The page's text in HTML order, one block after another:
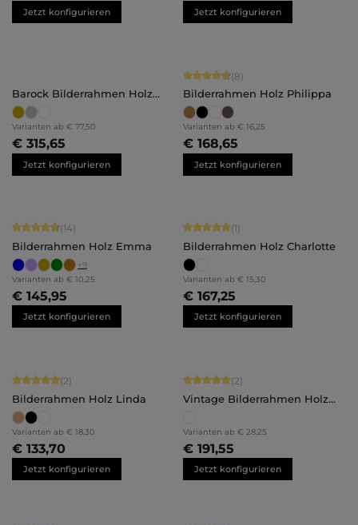
Jetzt konfigurieren Jetzt konfigurieren
Barock Bilderrahmen Holz
Victoria
Varianten ab € 77,50
€ 315,65
Jetzt konfigurieren
Durchschnittliche Bewertung von
(8)
Bilderrahmen Holz Philippa
Varianten ab € 16,25
€ 168,65
Jetzt konfigurieren
Durchschnittliche Bewertung von 4.86 von 5 Sternen
(14)
Bilderrahmen Holz Emma
+9
Varianten ab € 10,25
€ 145,95
Jetzt konfigurieren
Durchschnittliche Bewertung von 5
(1)
Bilderrahmen Holz Charlotte
Varianten ab € 15,30
€ 167,25
Jetzt konfigurieren
Durchschnittliche Bewertung von 5 von 5 Sternen
(2)
Bilderrahmen Holz Linda
Varianten ab € 18,30
€ 133,70
Jetzt konfigurieren
Durchschnittliche Bewertung von 5
(2)
Vintage Bilderrahmen Holz
Varianten ab € 28,25
€ 191,55
Jetzt konfigurieren